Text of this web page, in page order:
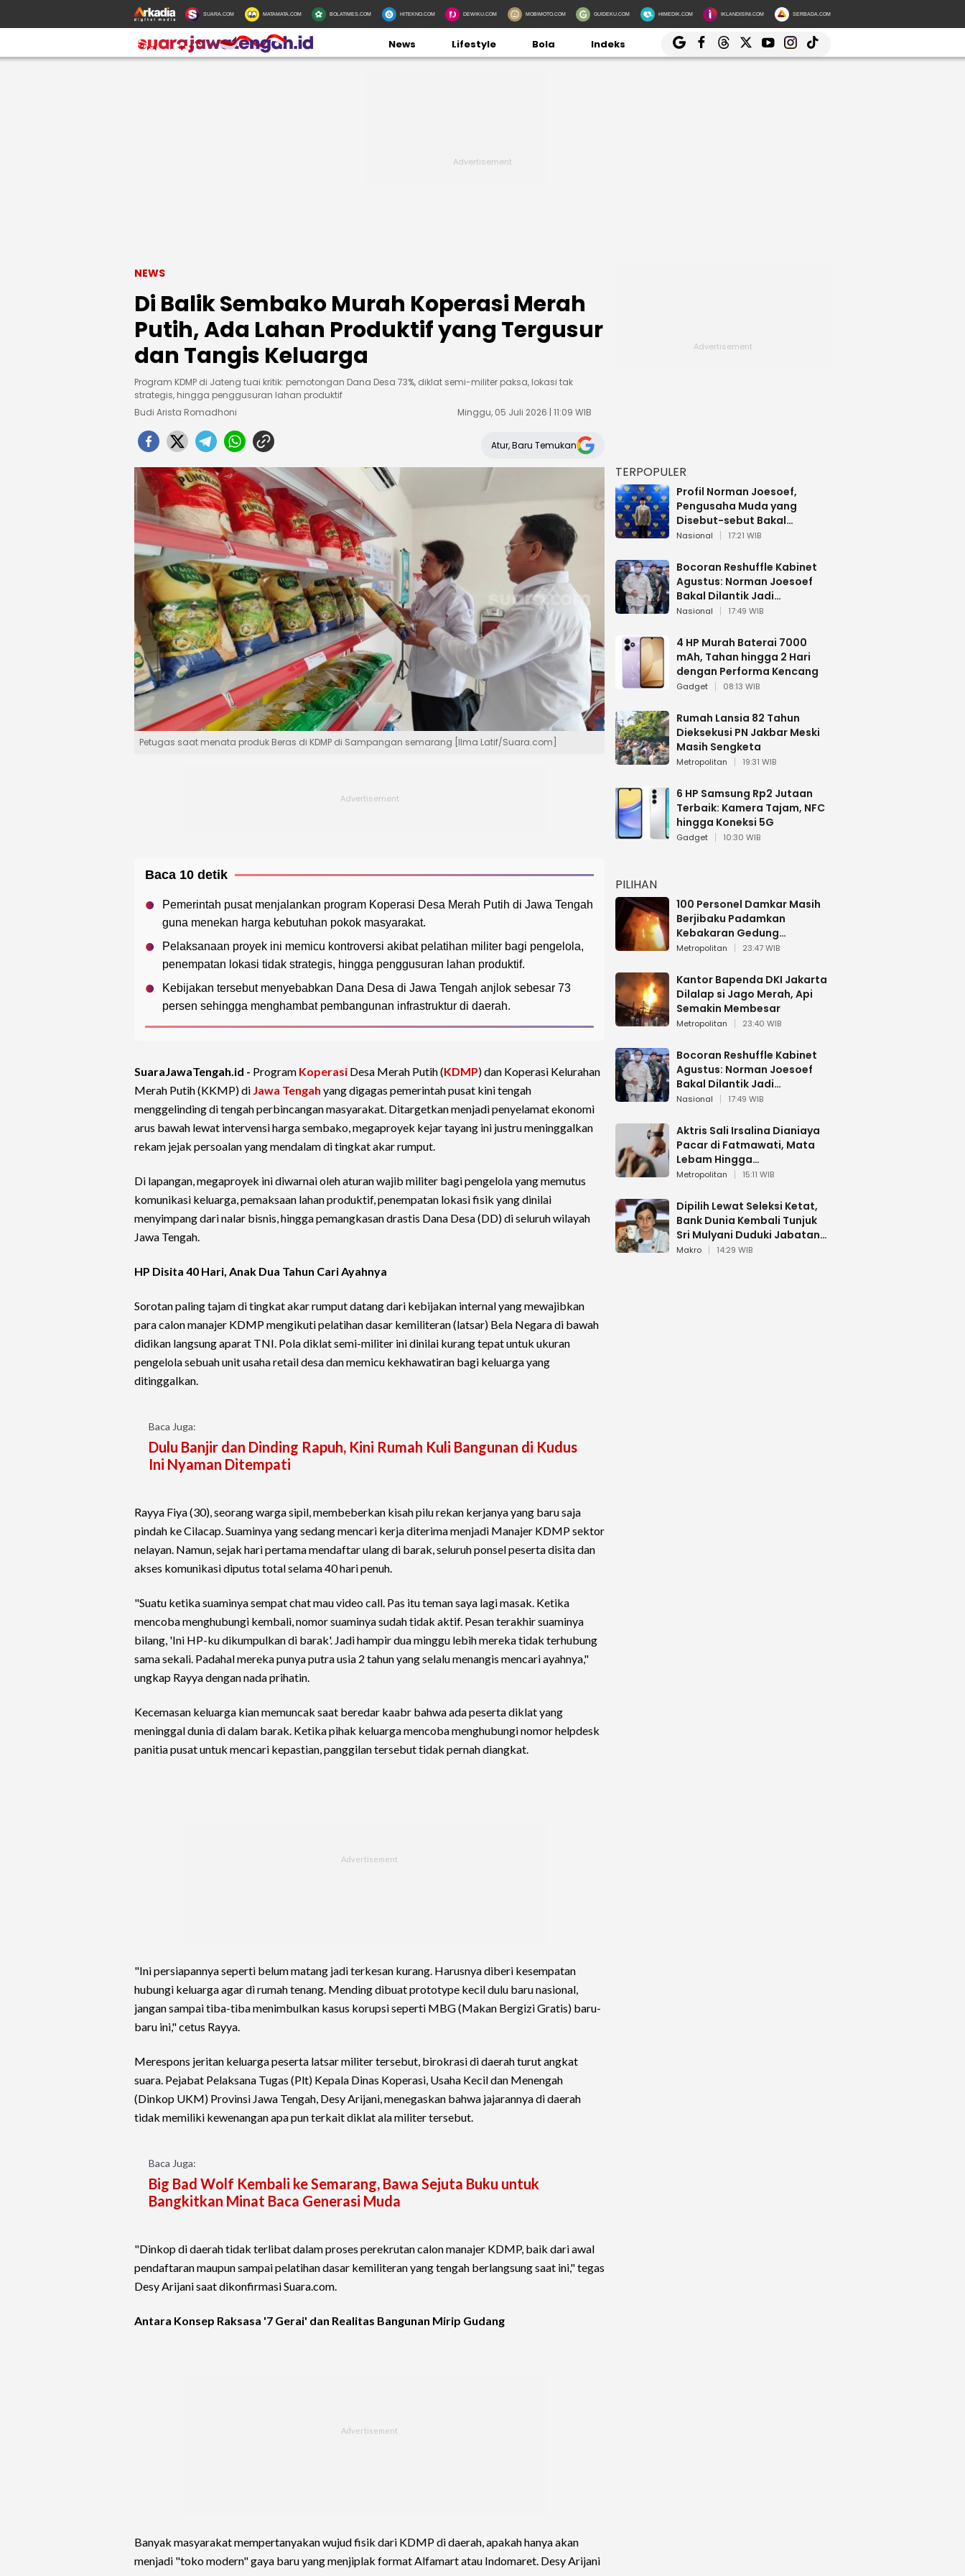
SUARA.COM MATAMATA.COM BOLATIMES.COM HITEKNO.COM DEWIKU.COM MOBIMOTO.COM GUIDEKU.COM HIMEDIK.COM IKLANDISINI.COM SERBADA.COM
News Lifestyle Bola Indeks
NEWS
Di Balik Sembako Murah Koperasi Merah
Putih, Ada Lahan Produktif yang Tergusur
dan Tangis Keluarga
Program KDMP di Jateng tuai kritik: pemotongan Dana Desa 73%, diklat semi-militer paksa, lokasi tak
strategis, hingga penggusuran lahan produktif
Budi Arista Romadhoni
Minggu, 05 Juli 2026 | 11:09 WIB
Atur, Baru Temukan
Petugas saat menata produk Beras di KDMP di Sampangan semarang [Ilma Latif/Suara.com]
Baca 10 detik
Pemerintah pusat menjalankan program Koperasi Desa Merah Putih di Jawa Tengah
guna menekan harga kebutuhan pokok masyarakat.
Pelaksanaan proyek ini memicu kontroversi akibat pelatihan militer bagi pengelola,
penempatan lokasi tidak strategis, hingga penggusuran lahan produktif.
Kebijakan tersebut menyebabkan Dana Desa di Jawa Tengah anjlok sebesar 73
persen sehingga menghambat pembangunan infrastruktur di daerah.
SuaraJawaTengah.id - Program Koperasi Desa Merah Putih (KDMP) dan Koperasi Kelurahan
Merah Putih (KKMP) di Jawa Tengah yang digagas pemerintah pusat kini tengah
menggelinding di tengah perbincangan masyarakat. Ditargetkan menjadi penyelamat ekonomi
arus bawah lewat intervensi harga sembako, megaproyek kejar tayang ini justru meninggalkan
rekam jejak persoalan yang mendalam di tingkat akar rumput.
Di lapangan, megaproyek ini diwarnai oleh aturan wajib militer bagi pengelola yang memutus
komunikasi keluarga, pemaksaan lahan produktif, penempatan lokasi fisik yang dinilai
menyimpang dari nalar bisnis, hingga pemangkasan drastis Dana Desa (DD) di seluruh wilayah
Jawa Tengah.
HP Disita 40 Hari, Anak Dua Tahun Cari Ayahnya
Sorotan paling tajam di tingkat akar rumput datang dari kebijakan internal yang mewajibkan
para calon manajer KDMP mengikuti pelatihan dasar kemiliteran (latsar) Bela Negara di bawah
didikan langsung aparat TNI. Pola diklat semi-militer ini dinilai kurang tepat untuk ukuran
pengelola sebuah unit usaha retail desa dan memicu kekhawatiran bagi keluarga yang
ditinggalkan.
Baca Juga:
Dulu Banjir dan Dinding Rapuh, Kini Rumah Kuli Bangunan di Kudus
Ini Nyaman Ditempati
Rayya Fiya (30), seorang warga sipil, membeberkan kisah pilu rekan kerjanya yang baru saja
pindah ke Cilacap. Suaminya yang sedang mencari kerja diterima menjadi Manajer KDMP sektor
nelayan. Namun, sejak hari pertama mendaftar ulang di barak, seluruh ponsel peserta disita dan
akses komunikasi diputus total selama 40 hari penuh.
"Suatu ketika suaminya sempat chat mau video call. Pas itu teman saya lagi masak. Ketika
mencoba menghubungi kembali, nomor suaminya sudah tidak aktif. Pesan terakhir suaminya
bilang, 'Ini HP-ku dikumpulkan di barak'. Jadi hampir dua minggu lebih mereka tidak terhubung
sama sekali. Padahal mereka punya putra usia 2 tahun yang selalu menangis mencari ayahnya,"
ungkap Rayya dengan nada prihatin.
Kecemasan keluarga kian memuncak saat beredar kaabr bahwa ada peserta diklat yang
meninggal dunia di dalam barak. Ketika pihak keluarga mencoba menghubungi nomor helpdesk
panitia pusat untuk mencari kepastian, panggilan tersebut tidak pernah diangkat.
"Ini persiapannya seperti belum matang jadi terkesan kurang. Harusnya diberi kesempatan
hubungi keluarga agar di rumah tenang. Mending dibuat prototype kecil dulu baru nasional,
jangan sampai tiba-tiba menimbulkan kasus korupsi seperti MBG (Makan Bergizi Gratis) baru-
baru ini," cetus Rayya.
Merespons jeritan keluarga peserta latsar militer tersebut, birokrasi di daerah turut angkat
suara. Pejabat Pelaksana Tugas (Plt) Kepala Dinas Koperasi, Usaha Kecil dan Menengah
(Dinkop UKM) Provinsi Jawa Tengah, Desy Arijani, menegaskan bahwa jajarannya di daerah
tidak memiliki kewenangan apa pun terkait diklat ala militer tersebut.
Baca Juga:
Big Bad Wolf Kembali ke Semarang, Bawa Sejuta Buku untuk
Bangkitkan Minat Baca Generasi Muda
"Dinkop di daerah tidak terlibat dalam proses perekrutan calon manajer KDMP, baik dari awal
pendaftaran maupun sampai pelatihan dasar kemiliteran yang tengah berlangsung saat ini," tegas
Desy Arijani saat dikonfirmasi Suara.com.
Antara Konsep Raksasa '7 Gerai' dan Realitas Bangunan Mirip Gudang
Banyak masyarakat mempertanyakan wujud fisik dari KDMP di daerah, apakah hanya akan
menjadi "toko modern" gaya baru yang menjiplak format Alfamart atau Indomaret. Desy Arijani
TERPOPULER
Profil Norman Joesoef,
Pengusaha Muda yang
Disebut-sebut Bakal
Dilantik Jadi Wamenhan RI
Nasional 17:21 WIB
Bocoran Reshuffle Kabinet
Agustus: Norman Joesoef
Bakal Dilantik Jadi
Wamenhan RI
Nasional 17:49 WIB
4 HP Murah Baterai 7000
mAh, Tahan hingga 2 Hari
dengan Performa Kencang
Gadget 08:13 WIB
Rumah Lansia 82 Tahun
Dieksekusi PN Jakbar Meski
Masih Sengketa
Metropolitan 19:31 WIB
6 HP Samsung Rp2 Jutaan
Terbaik: Kamera Tajam, NFC
hingga Koneksi 5G
Gadget 10:30 WIB
PILIHAN
100 Personel Damkar Masih
Berjibaku Padamkan
Kebakaran Gedung
Bapenda DKI
Metropolitan 23:47 WIB
Kantor Bapenda DKI Jakarta
Dilalap si Jago Merah, Api
Semakin Membesar
Metropolitan 23:40 WIB
Bocoran Reshuffle Kabinet
Agustus: Norman Joesoef
Bakal Dilantik Jadi
Wamenhan RI
Nasional 17:49 WIB
Aktris Sali Irsalina Dianiaya
Pacar di Fatmawati, Mata
Lebam Hingga
Diselamatkan Polantas
Metropolitan 15:11 WIB
Dipilih Lewat Seleksi Ketat,
Bank Dunia Kembali Tunjuk
Sri Mulyani Duduki Jabatan
Strategis
Makro 14:29 WIB